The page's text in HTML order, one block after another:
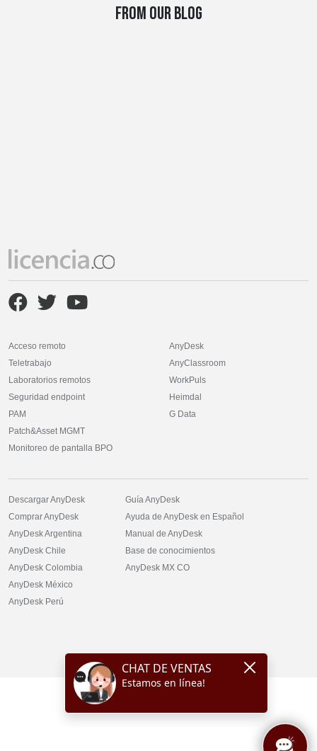
FROM OUR BLOG
Acceso remoto
Teletrabajo
Laboratorios remotos
Seguridad endpoint
PAM
Patch&Asset MGMT
Monitoreo de pantalla BPO
AnyDesk
AnyClassroom
WorkPuls
Heimdal
G Data
Descargar AnyDesk
Comprar AnyDesk
AnyDesk Argentina
AnyDesk Chile
AnyDesk Colombia
AnyDesk México
AnyDesk Perú
Guía AnyDesk
Ayuda de AnyDesk en Español
Manual de AnyDesk
Base de conocimientos
AnyDesk MX CO